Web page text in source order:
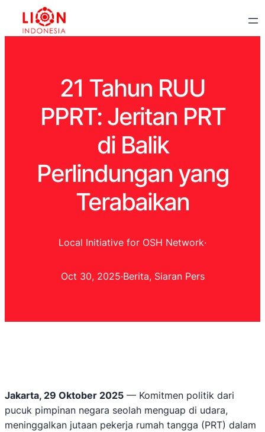
21 Tahun RUU
PPRT: Jeritan PRT
di Balik
Perlindungan yang
Terabaikan
Local Initiative for OSH Network·
Oct 30, 2025·Berita, Siaran Pers
Jakarta, 29 Oktober 2025 — Komitmen politik dari
pucuk pimpinan negara seolah menguap di udara,
meninggalkan jutaan pekerja rumah tangga (PRT) dalam